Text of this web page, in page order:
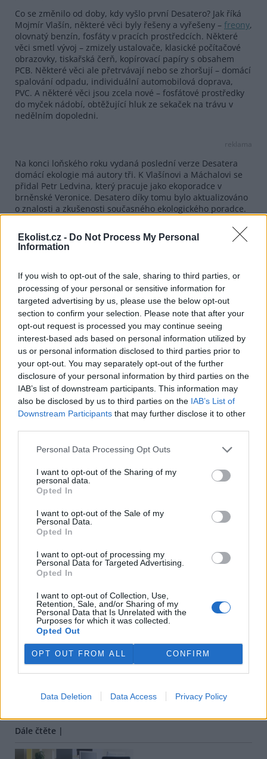
Ekolist.cz - Do Not Process My Personal
Information
If you wish to opt-out of the sale, sharing to third parties, or
processing of your personal or sensitive information for
targeted advertising by us, please use the below opt-out
section to confirm your selection. Please note that after your
opt-out request is processed you may continue seeing
interest-based ads based on personal information utilized by
us or personal information disclosed to third parties prior to
your opt-out. You may separately opt-out of the further
disclosure of your personal information by third parties on the
IAB’s list of downstream participants. This information may
also be disclosed by us to third parties on the IAB’s List of
Downstream Participants that may further disclose it to other
Personal Data Processing Opt Outs
I want to opt-out of the Sharing of my
personal data.
Opted In
I want to opt-out of the Sale of my
Personal Data.
Opted In
I want to opt-out of processing my
Personal Data for Targeted Advertising.
Opted In
I want to opt-out of Collection, Use,
Retention, Sale, and/or Sharing of my
Personal Data that Is Unrelated with the
Purposes for which it was collected.
Opted Out
OPT OUT FROM ALL CONFIRM
Data Deletion Data Access Privacy Policy
Co se změnilo od doby, kdy vyšlo první Desatero? Jak říká
Mojmír Vlašín, některé věci byly řešeny a vyřešeny – freony,
olovnatý benzín, fosfáty v pracích prostředcích. Některé
věci smetl vývoj – zmizely ustalovače, klasické počítačové
obrazovky, tiskařská čerň, kopírovací papíry s obsahem
PCB. Některé věci ale přetrvávají nebo se zhoršují – domácí
spalování odpadu, individuální automobilová doprava,
PVC. A některé věci jsou zcela nové – fosfátové prostředky
do myček nádobí, obtěžující hluk ze sekaček na trávu v
nedělním dopoledni.
reklama
Na konci loňského roku vydaná poslední verze Desatera
domácí ekologie má autory tři. K Vlašínovi a Máchalovi se
přidal Petr Ledvina, který pracuje jako ekoporadce v
brněnské Veronice. Desatero díky tomu bylo aktualizováno
o znalosti a zkušenosti současného ekologického poradce.
publikace „není spasit svět nebo přinést zaručeně pravé
návody, jak ušetřit životní prostředí i svoji kapsu. Snahou
environmentálně odpovědnější nakládání s přírodou a
šetrnější zatěžování tzv. ekosystémových služeb, jimiž jsou
nenahraditelné, životně důležité přínosy planetárních
ekosystémů umožňující život přírodních společenstev“.
reklama
Desatero je dostupné jak vtištěné verzi na adrese Veroniky
(50 Kč), tak zdarma velektronické podobě.
tisknout poslat
Tento text vznikl v rámci projektu Environmentální občanské
poradenství, který je realizován díky finanční podpořeSFŽPaMŽP
Dále čtěte |